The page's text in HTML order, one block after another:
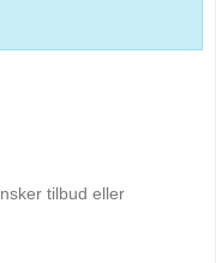
tilbud eller